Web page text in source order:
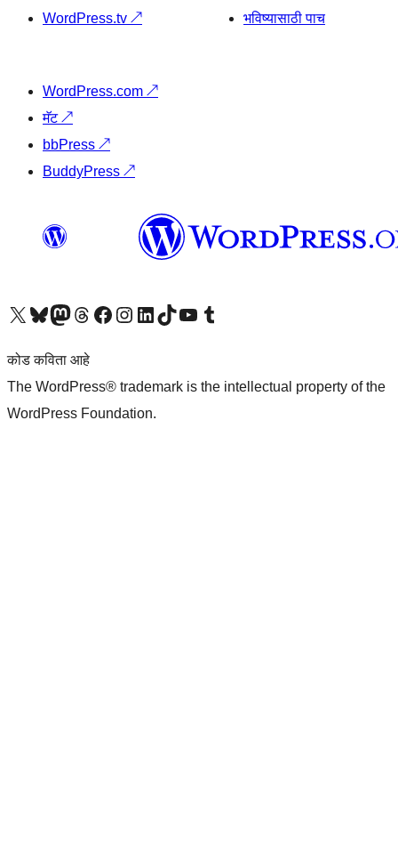
WordPress.tv ↗
भविष्यासाठी पाच
WordPress.com ↗
मॅट↗
bbPress ↗
BuddyPress ↗
आमच्या X (एक्स) (पूर्वीचे ट्विटर) खात्याला भेट द्या आमच्या ब्लूस्की खात्याला भेट द्या.आमच्या Mastodon खात्याला भेट द्या.आमच्या थ्रेड्स खात्याला भेट द्या. आमच्या फेसबुक पेजला भेट द्या आमच्या इंस्टाग्राम खात्याला भेट द्या आमच्या लिंक्डइन खात्याला भेट द्या आमच्या टिकटॉक अकाउंटला भेट द्या.आमच्या यूट्यूब चॅनेलला भेट द्या आमच्या टंबलर खात्याला भेट द्या.
कोड कविता आहे
The WordPress® trademark is the intellectual property of the
WordPress Foundation.